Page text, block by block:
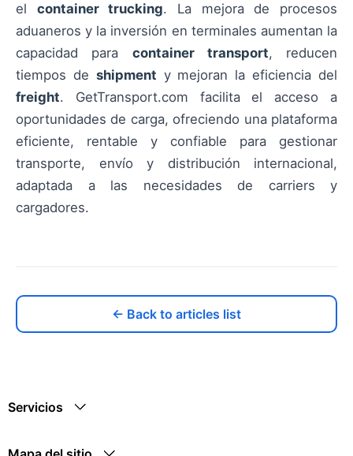
el container trucking. La mejora de procesos
aduaneros y la inversión en terminales aumentan la
capacidad para container transport, reducen
tiempos de shipment y mejoran la eficiencia del
freight. GetTransport.com facilita el acceso a
oportunidades de carga, ofreciendo una plataforma
eficiente, rentable y confiable para gestionar
transporte, envío y distribución internacional,
adaptada a las necesidades de carriers y
cargadores.
← Back to articles list
Servicios